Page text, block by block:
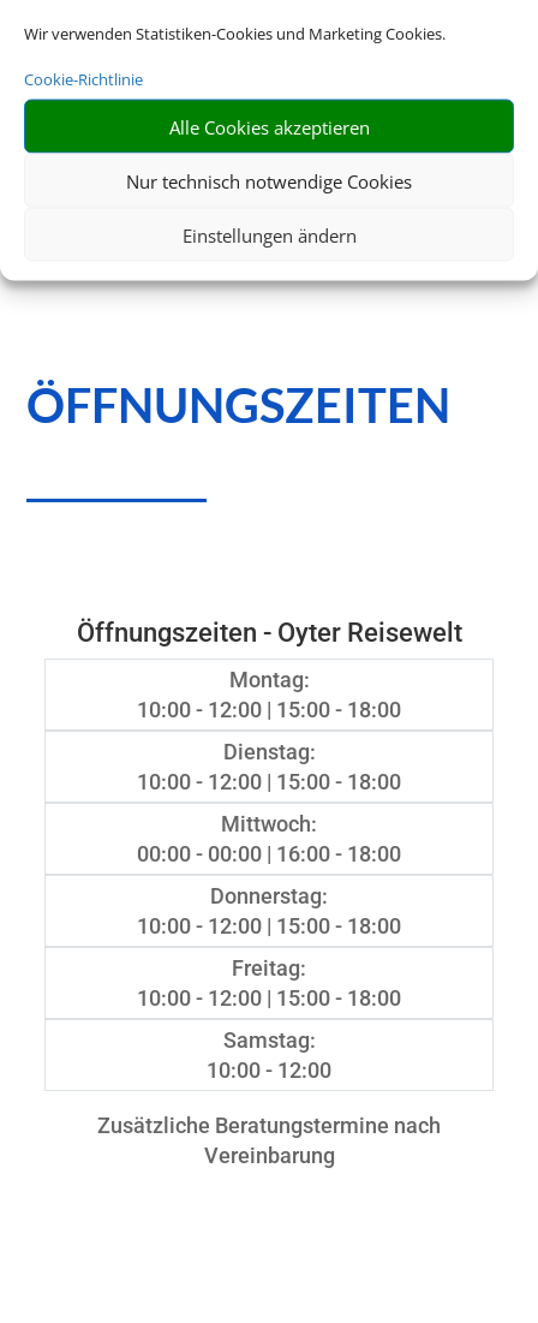
Wir verwenden Statistiken-Cookies und Marketing Cookies.
Cookie-Richtlinie
Alle Cookies akzeptieren
Nur technisch notwendige Cookies
Einstellungen ändern
Schreiben Sie uns eine Email
info@oyterreisewelt.de
ÖFFNUNGSZEITEN
Öffnungszeiten - Oyter Reisewelt
Montag:
10:00 - 12:00 | 15:00 - 18:00
Dienstag:
10:00 - 12:00 | 15:00 - 18:00
Mittwoch:
00:00 - 00:00 | 16:00 - 18:00
Donnerstag:
10:00 - 12:00 | 15:00 - 18:00
Freitag:
10:00 - 12:00 | 15:00 - 18:00
Samstag:
10:00 - 12:00
Zusätzliche Beratungstermine nach
Vereinbarung